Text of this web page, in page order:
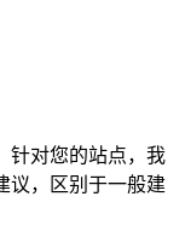
针对您的站点，我
议，区别于一般建